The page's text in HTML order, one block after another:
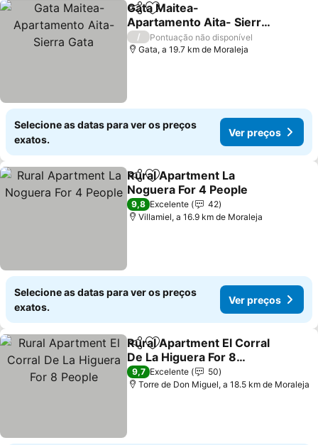
PartilharAdicionar aos favoritos
Gata Maitea-
Apartamento Aita- Sierra
Gata
/
Pontuação não disponível
Gata, a 19.7 km de Moraleja
Selecione as datas para ver os preços
exatos.
Ver preços
PartilharAdicionar aos favoritos
Rural Apartment La
Noguera For 4 People
9,8 Excelente
42
Villamiel, a 16.9 km de Moraleja
Selecione as datas para ver os preços
exatos.
Ver preços
PartilharAdicionar aos favoritos
Rural Apartment El Corral
De La Higuera For 8
People
9,7 Excelente
50
Torre de Don Miguel, a 18.5 km de Moraleja